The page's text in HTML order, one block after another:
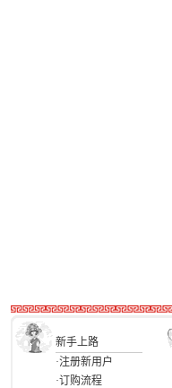
新手上路
·注册新用户
·订购流程